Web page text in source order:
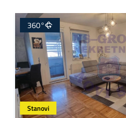
Stanovi
360°